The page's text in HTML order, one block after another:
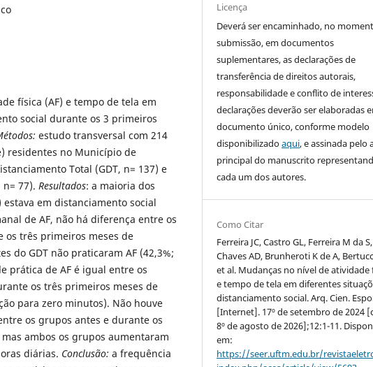
física (AF) e tempo de tela em
social durante os 3 primeiros
estudo transversal com 214
residentes no Município de
Total (GDT, n= 137) e
77). Resultados: a maioria dos
estava em distanciamento social
de AF, não há diferença entre os
os três primeiros meses de
do GDT não praticaram AF (42,3%;
prática de AF é igual entre os
os três primeiros meses de
para zero minutos). Não houve
os grupos antes e durante os
ambos os grupos aumentaram
diárias. Conclusão: a frequência
Licença
Deverá ser encaminhado, no
submissão, em documentos
suplementares, as declarações de
transferência de direitos autorais,
responsabilidade e conflito de
declarações deverão ser elaboradas
documento único, conforme modelo
disponibilizadoaqui, e assinada pelo
principal do manuscrito
cada um dos autores.
Como Citar
Ferreira JC, Castro GL, Ferreira M da S,
Chaves AD, Brunheroti K de A,
et al. Mudanças no nível de atividade
e tempo de tela em diferentes
distanciamento social. Arq. Cien.
[Internet]. 17º de setembro de 2024
8º de agosto de 2026];12:1-11.
em:
https://seer.uftm.edu.br/